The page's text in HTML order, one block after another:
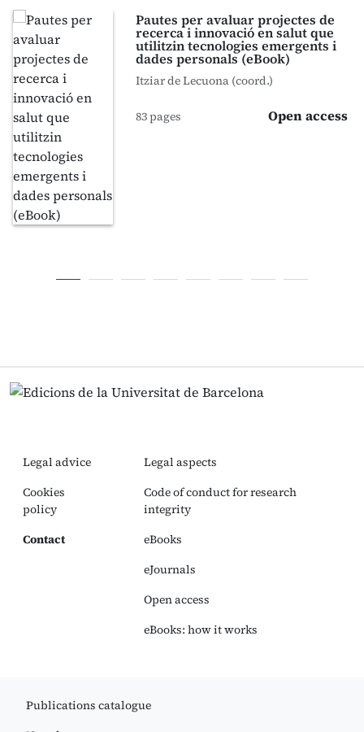
Pautes per avaluar projectes de
recerca i innovació en salut que
utilitzin tecnologies emergents i
dades personals (eBook)
Itziar de Lecuona (coord.)
83 pages Open access
Legal advice
Cookies
policy
Contact
Legal aspects
Code of conduct for research
integrity
eBooks
eJournals
Open access
eBooks: how it works
Publications catalogue